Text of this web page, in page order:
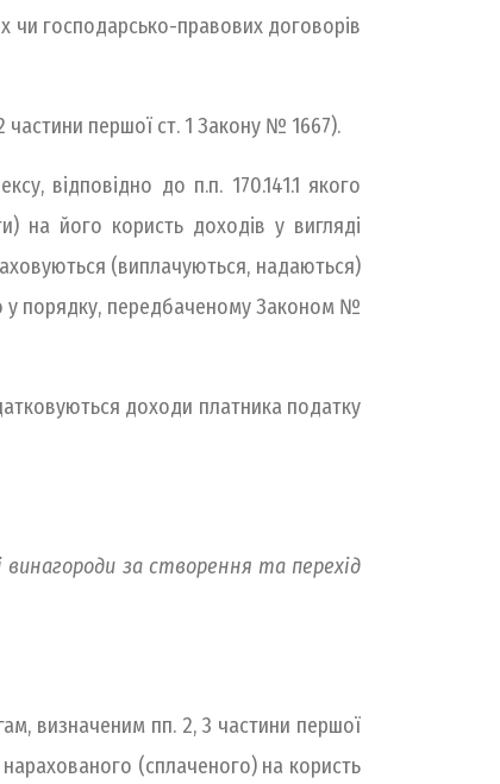
чи господарсько-правових договорів
частини першої ст. 1 Закону № 1667).
відповідно до п.п. 170.141.1 якого
на його користь доходів у вигляді
(виплачуються, надаються)
у порядку, передбаченому Законом №
доходи платника податку
за створення та перехід
визначеним пп. 2, 3 частини першої
(сплаченого) на користь